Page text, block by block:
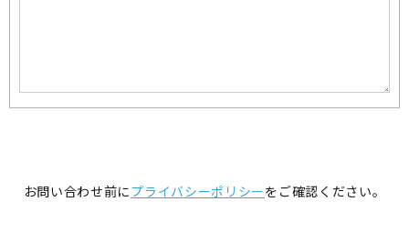
お問い合わせ前にプライバシーポリシーをご確認ください。